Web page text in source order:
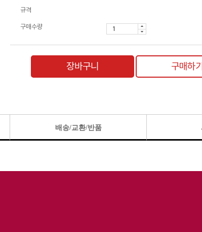
규격
구매수량
장바구니 구매하기
배송/교환/반품